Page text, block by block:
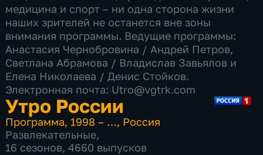
медицина и спорт – ни одна сторона жизни
наших зрителей не останется вне зоны
внимания программы. Ведущие программы:
Анастасия Чернобровина / Андрей Петров,
Светлана Абрамова​ / Владислав Завьялов и
Елена Николаева / Денис Стойков.
Электронная почта: Utro@vgtrk.com
Утро России
Программа, 1998 – …, Россия
Развлекательные,
16 сезонов, 4660 выпусков